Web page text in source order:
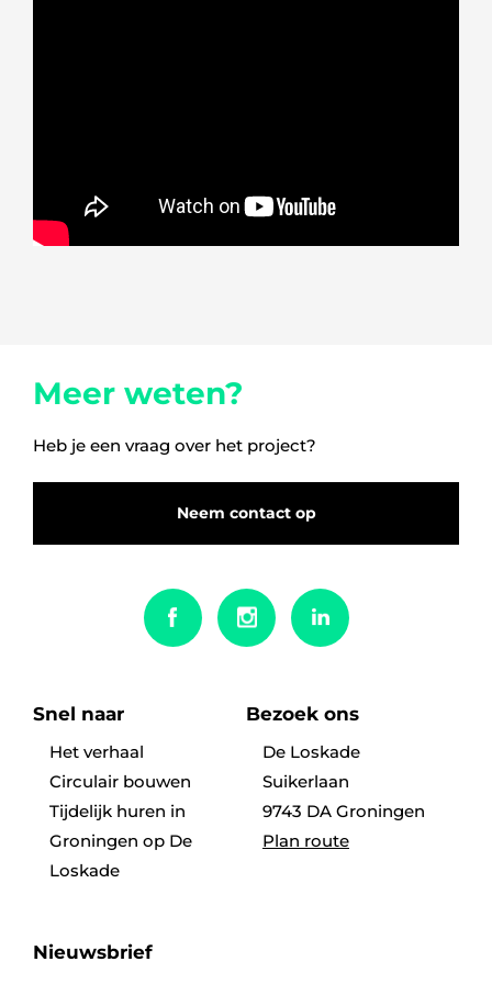
Meer weten?
Heb je een vraag over het project?
Neem contact op
Snel naar
Het verhaal
Circulair bouwen
Tijdelijk huren in
Groningen op De
Loskade
Bezoek ons
De Loskade
Suikerlaan
9743 DA Groningen
Plan route
Nieuwsbrief